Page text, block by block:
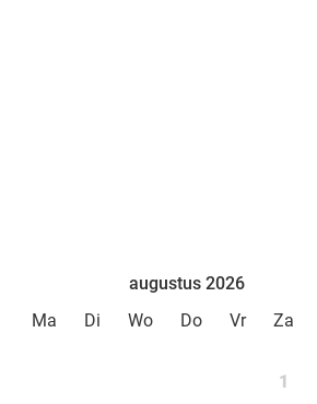
augustus 2026
Ma
Di Wo Do Vr Za
1